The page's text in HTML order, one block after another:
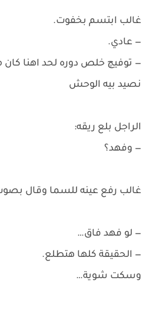
غالب ابتسم بخفوت.
— عادي.
— توفيچ خلص دوره لحد اهنا
نصيد بيه الوحش
الراجل بلع ريقه:
— وفهد؟
غالب رفع عينه للسما وقال
— لو فهد فاق…
— الحقيقة كلها هتطلع.
وسكت شوية…